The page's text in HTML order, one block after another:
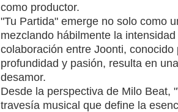
como productor.
"Tu Partida" emerge no solo como
mezclando hábilmente la
colaboración entre Joonti,
profundidad y pasión, resulta en
desamor.
Desde la perspectiva de Milo Beat,
travesía musical que define la